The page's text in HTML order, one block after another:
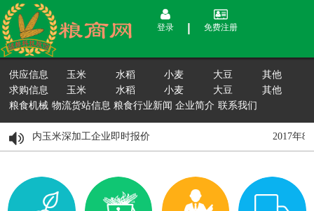
登录 免费注册
供应信息 玉米 水稻 小麦 大豆
其他
求购信息
玉米 水稻 小麦 大豆
其他
粮食机械 物流货站信息 粮食行业新闻 企业简介 联系我们
日国内玉米深加工企业即时报价 2017年8